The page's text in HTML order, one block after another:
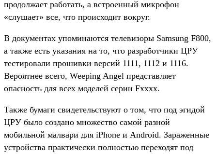
продолжает работать, а встроенный микрофон
«слушает» все, что происходит вокруг.
В документах упоминаются телевизоры Samsung F800,
а также есть указания на то, что разработчики ЦРУ
тестировали прошивки версий 1111, 1112 и 1116.
Вероятнее всего, Weeping Angel представляет
опасность для всех моделей серии Fxxxx.
Также бумаги свидетельствуют о том, что под эгидой
ЦРУ было создано множество самой разной
мобильной малвари для iPhone и Android. Зараженные
устройства практически полностью переходят под